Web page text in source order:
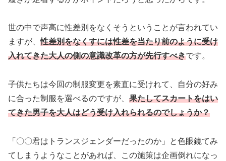
世の中で声高に性差別をなくそうということが言われてい
ますが、性差別をなくすには性差を当たり前のように受け
入れてきた大人の側の意識改革の方が先行すべきです。
子供たちは今回の制服変更を素直に受けれて、自分の好み
に合った制服を選べるのですが、 果たしてスカートをはい
てきた男子を大人はどう受け入れられるのでしょうか？
「〇〇君はトランスジェンダーだったのか」と色眼鏡てみ
てしまうようなことがあれば、この施策は企画倒れになっ